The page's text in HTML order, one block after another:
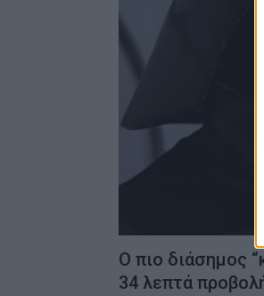
Ο πιο διάσημος
34 λεπτά